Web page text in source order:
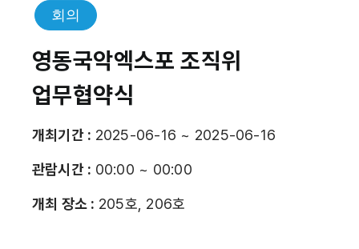
회의
영동국악엑스포 조직위
업무협약식
개최기간 : 2025-06-16 ~ 2025-06-16
관람시간 : 00:00 ~ 00:00
개최 장소 : 205호, 206호